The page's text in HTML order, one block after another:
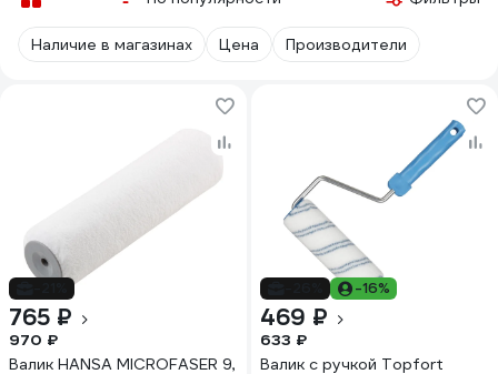
Наличие в магазинах Цена Производители
765 ₽
970 ₽
Валик HANSA MICROFASER 9,
-16%
469 ₽
633 ₽
Валик с ручкой Topfort